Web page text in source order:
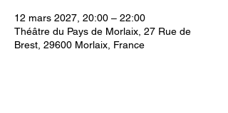
12 mars 2027, 20:00 – 22:00
Théâtre du Pays de Morlaix, 27 Rue de
Brest, 29600 Morlaix, France